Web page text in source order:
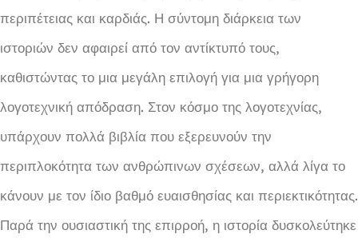
περιπέτειας και καρδιάς. Η σύντομη διάρκεια των
ιστοριών δεν αφαιρεί από τον αντίκτυπό τους,
καθιστώντας το μια μεγάλη επιλογή για μια γρήγορη
λογοτεχνική απόδραση. Στον κόσμο της λογοτεχνίας,
υπάρχουν πολλά βιβλία που εξερευνούν την
περιπλοκότητα των ανθρώπινων σχέσεων, αλλά λίγα το
κάνουν με τον ίδιο βαθμό ευαισθησίας και περιεκτικότητας.
Παρά την ουσιαστική της επιρροή, η ιστορία δυσκολεύτηκε